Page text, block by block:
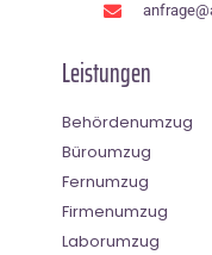
Leistungen
Behördenumzug
Büroumzug
Fernumzug
Firmenumzug
Laborumzug